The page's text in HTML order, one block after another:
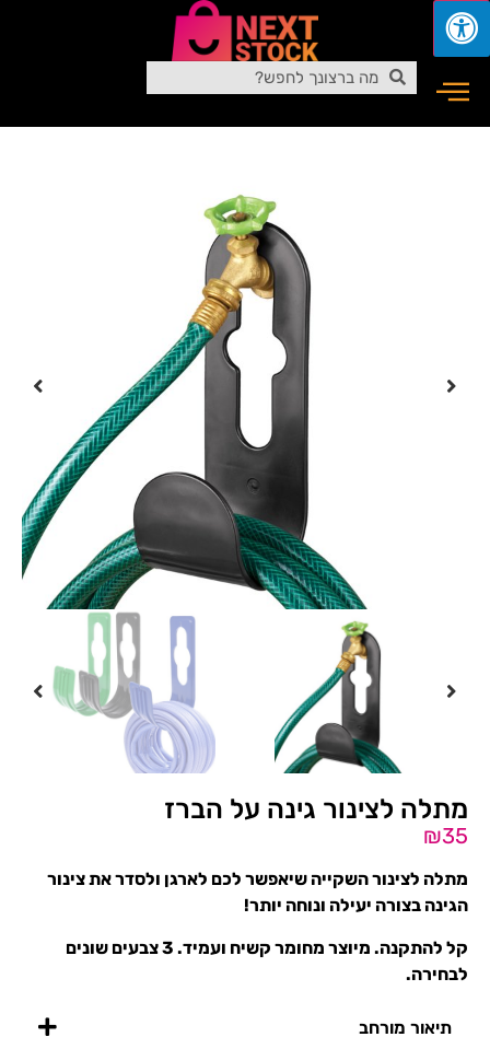
מתלה לצינור גינה על הברז
₪35
מתלה לצינור השקייה שיאפשר לכם לארגן ולסדר את צינור
הגינה בצורה יעילה ונוחה יותר!
קל להתקנה. מיוצר מחומר קשיח ועמיד. 3 צבעים שונים
לבחירה.
תיאור מורחב